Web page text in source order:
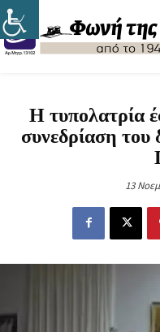
Η τυπολατρία
συνεδρίαση του
13